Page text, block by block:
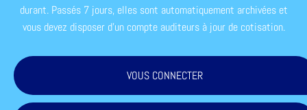
durant. Passés 7 jours, elles sont automatiquement archivées et
vous devez disposer d'un compte auditeurs à jour de cotisation.
VOUS CONNECTER